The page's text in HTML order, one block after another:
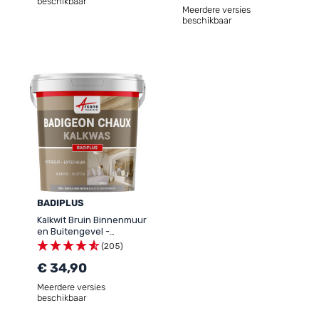
Meerdere versies
beschikbaar
BADIPLUS
Kalkwit Bruin Binnenmuur
en Buitengevel -
BADIPLUS
(205)
€ 34,90
Meerdere versies
beschikbaar